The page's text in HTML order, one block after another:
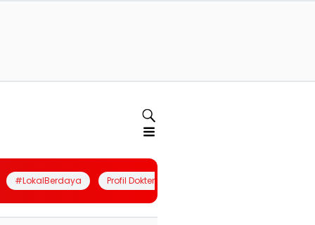
#LokalBerdaya Profil Dokter